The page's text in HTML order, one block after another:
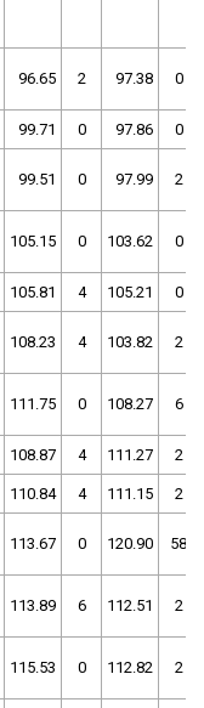
96.65 2 97.38 0
99.71 0 97.86 0
99.51 0 97.99 2
105.15 0 103.62 0
105.81 4 105.21 0
108.23 4 103.82 2
111.75 0 108.27 6
108.87 4 111.27 2
110.84 4 111.15 2
113.67 0 120.90 58
113.89 6 112.51 2
115.53 0 112.82 2